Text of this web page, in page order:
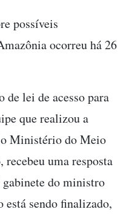
possíveis
ocorreu há 26
lei de acesso para
que realizou a
Ministério do Meio
uma resposta
gabinete do ministro
sendo finalizado,